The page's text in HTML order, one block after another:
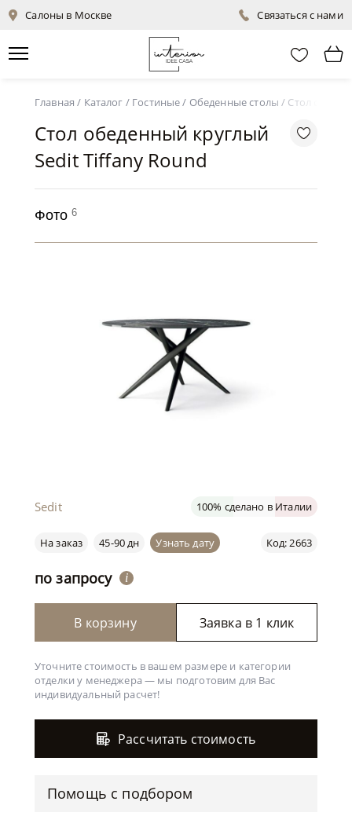
Салоны в Москве Связаться с нами
Главная / Каталог / Гостиные/ Обеденные столы / Стол
Стол обеденный круглый
Sedit Tiffany Round
Фото 6
Sedit 100% сделано в Италии
Код: 2663
На заказ 45-90 дн Узнать дату
по запросу i
В корзину Заявка в 1 клик
Уточните стоимость в вашем размере и категории
отделки у менеджера — мы подготовим для Вас
индивидуальный расчет!
Рассчитать стоимость
Помощь с подбором